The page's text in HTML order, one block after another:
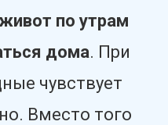
по утрам
дома. При
чувствует
Вместо того